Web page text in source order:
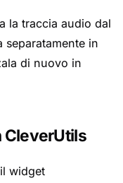
la traccia audio dal
in
di nuovo in
CleverUtils
widget